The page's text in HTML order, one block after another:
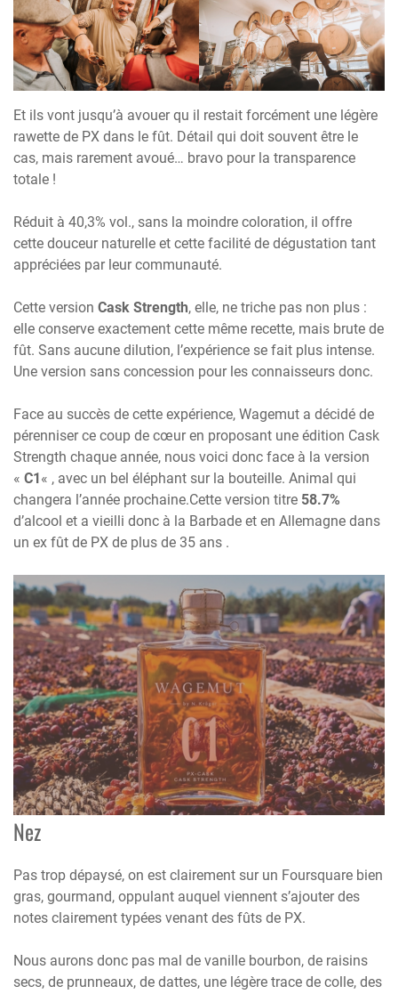
Et ils vont jusqu’à avouer qu il restait forcément une légère
rawette de PX dans le fût. Détail qui doit souvent être le
cas, mais rarement avoué… bravo pour la transparence
totale !
Réduit à 40,3% vol., sans la moindre coloration, il offre
cette douceur naturelle et cette facilité de dégustation tant
appréciées par leur communauté.
Cette version Cask Strength, elle, ne triche pas non plus :
elle conserve exactement cette même recette, mais brute de
fût. Sans aucune dilution, l’expérience se fait plus intense.
Une version sans concession pour les connaisseurs donc.
Face au succès de cette expérience, Wagemut a décidé de
pérenniser ce coup de cœur en proposant une édition Cask
Strength chaque année, nous voici donc face à la version
« C1 « , avec un bel éléphant sur la bouteille. Animal qui
changera l’année prochaine.Cette version titre 58.7%
d’alcool et a vieilli donc à la Barbade et en Allemagne dans
un ex fût de PX de plus de 35 ans .
Nez
Pas trop dépaysé, on est clairement sur un Foursquare bien
gras, gourmand, oppulant auquel viennent s’ajouter des
notes clairement typées venant des fûts de PX.
Nous aurons donc pas mal de vanille bourbon, de raisins
secs, de prunneaux, de dattes, une légère trace de colle, des